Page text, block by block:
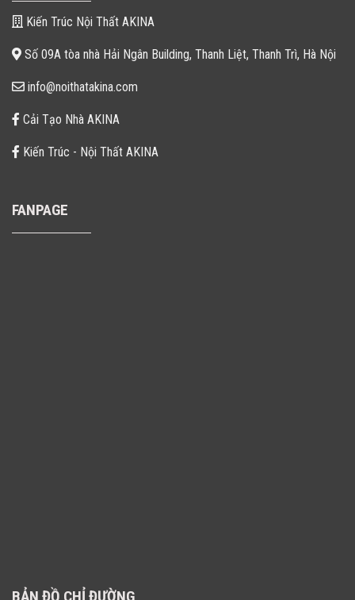
Kiến Trúc Nội Thất AKINA
Số 09A tòa nhà Hải Ngân Building, Thanh Liệt, Thanh Trì, Hà Nội
info@noithatakina.com
Cải Tạo Nhà AKINA
Kiến Trúc - Nội Thất AKINA
FANPAGE
BẢN ĐỒ CHỈ ĐƯỜNG